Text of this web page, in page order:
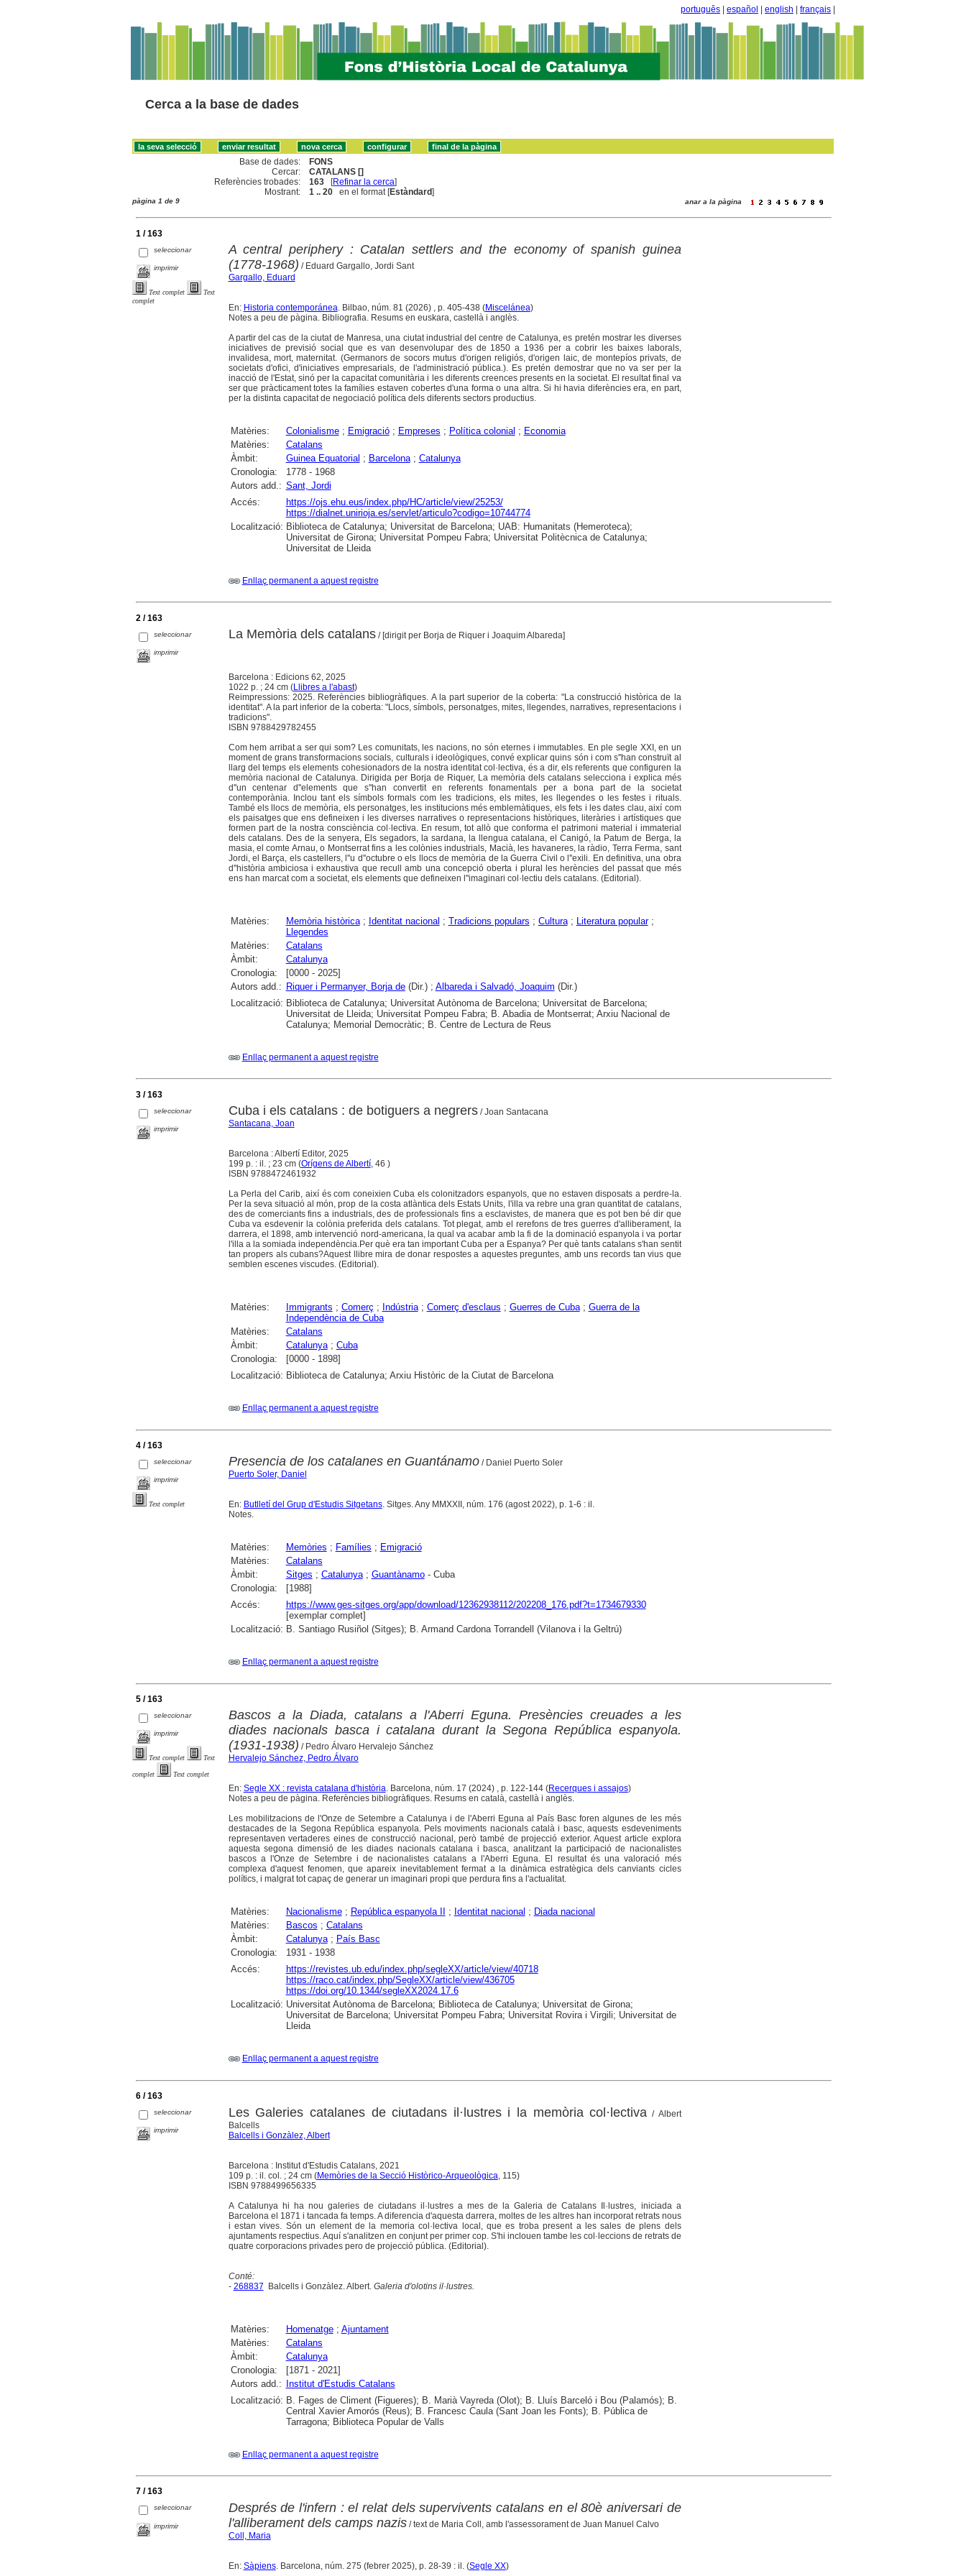
português español english français
Cerca a la base de dades
Base de dades:
FONS
Cercar:
CATALANS []
Referències trobades:
163 [Refinar la cerca]
Mostrant:
1 .. 20 en el format [Estàndard]
pàgina 1 de 9 anar a la pàgina
1 / 163
seleccionar
imprimir
Text complet
Text
complet
A central periphery : Catalan settlers and the economy of spanish guinea
(1778-1968) / Eduard Gargallo, Jordi Sant
Gargallo, Eduard
En: Historia contemporánea. Bilbao, núm. 81 (2026) , p. 405-438 (Miscelánea)
Notes a peu de pàgina. Bibliografia. Resums en euskara, castellà i anglès.
A partir del cas de la ciutat de Manresa, una ciutat industrial del centre de Catalunya, es pretén mostrar les diverses
iniciatives de previsió social que es van desenvolupar des de 1850 a 1936 per a cobrir les baixes laborals,
invalidesa, mort, maternitat. (Germanors de socors mutus d'origen religiós, d'origen laic, de montepíos privats, de
societats d'ofici, d'iniciatives empresarials, de l'administració pública.). Es pretén demostrar que no va ser per la
inacció de l'Estat, sinó per la capacitat comunitària i les diferents creences presents en la societat. El resultat final va
ser que pràcticament totes la famílies estaven cobertes d'una forma o una altra. Si hi havia diferències era, en part,
per la distinta capacitat de negociació política dels diferents sectors productius.
Matèries: Colonialisme; Emigració; Empreses ; Política colonial ; Economia
Matèries:
Catalans
Àmbit:
Guinea Equatorial ; Barcelona; Catalunya
Cronologia:
1778 - 1968
Autors add.: Sant, Jordi
Accés:
https://ojs.ehu.eus/index.php/HC/article/view/25253/
https://dialnet.unirioja.es/servlet/articulo?codigo=10744774
Localització: Biblioteca de Catalunya; Universitat de Barcelona; UAB: Humanitats (Hemeroteca);
Universitat de Girona; Universitat Pompeu Fabra; Universitat Politècnica de Catalunya;
Universitat de Lleida
Enllaç permanent a aquest registre
2 / 163
seleccionar
imprimir
La Memòria dels catalans/ [dirigit per Borja de Riquer i Joaquim Albareda]
Barcelona : Edicions 62, 2025
1022 p. ; 24 cm (Llibres a l'abast)
Reimpressions: 2025. Referències bibliogràfiques. A la part superior de la coberta: "La construcció històrica de la
identitat". A la part inferior de la coberta: "Llocs, símbols, personatges, mites, llegendes, narratives, representacions i
tradicions".
ISBN 9788429782455
Com hem arribat a ser qui som? Les comunitats, les nacions, no són eternes i immutables. En ple segle XXI, en un
moment de grans transformacions socials, culturals i ideològiques, convé explicar quins són i com s''han construït al
llarg del temps els elements cohesionadors de la nostra identitat col·lectiva, és a dir, els referents que configuren la
memòria nacional de Catalunya. Dirigida per Borja de Riquer, La memòria dels catalans selecciona i explica més
d''un centenar d''elements que s''han convertit en referents fonamentals per a bona part de la societat
contemporània. Inclou tant els símbols formals com les tradicions, els mites, les llegendes o les festes i rituals.
També els llocs de memòria, els personatges, les institucions més emblemàtiques, els fets i les dates clau, així com
els paisatges que ens defineixen i les diverses narratives o representacions històriques, literàries i artístiques que
formen part de la nostra consciència col·lectiva. En resum, tot allò que conforma el patrimoni material i immaterial
dels catalans. Des de la senyera, Els segadors, la sardana, la llengua catalana, el Canigó, la Patum de Berga, la
masia, el comte Arnau, o Montserrat fins a les colònies industrials, Macià, les havaneres, la ràdio, Terra Ferma, sant
Jordi, el Barça, els castellers, l''u d''octubre o els llocs de memòria de la Guerra Civil o l''exili. En definitiva, una obra
d''història ambiciosa i exhaustiva que recull amb una concepció oberta i plural les herències del passat que més
ens han marcat com a societat, els elements que defineixen l''imaginari col·lectiu dels catalans. (Editorial).
Matèries: Memòria històrica; Identitat nacional ; Tradicions populars ; Cultura; Literatura popular;
Llegendes
Matèries:
Catalans
Àmbit:
Catalunya
Cronologia:
[0000 - 2025]
Autors add.: Riquer i Permanyer, Borja de(Dir.) ; Albareda i Salvadó, Joaquim (Dir.)
Localització: Biblioteca de Catalunya; Universitat Autònoma de Barcelona; Universitat de Barcelona;
Universitat de Lleida; Universitat Pompeu Fabra; B. Abadia de Montserrat; Arxiu Nacional de
Catalunya; Memorial Democràtic; B. Centre de Lectura de Reus
Enllaç permanent a aquest registre
3 / 163
seleccionar
imprimir
Cuba i els catalans : de botiguers a negrers/ Joan Santacana
Santacana, Joan
Barcelona : Albertí Editor, 2025
199 p. : il. ; 23 cm (Orígens de Albertí, 46 )
ISBN 9788472461932
La Perla del Carib, així és com coneixien Cuba els colonitzadors espanyols, que no estaven disposats a perdre-la.
Per la seva situació al món, prop de la costa atlàntica dels Estats Units, l'illa va rebre una gran quantitat de catalans,
des de comerciants fins a industrials, des de professionals fins a esclavistes, de manera que es pot ben bé dir que
Cuba va esdevenir la colònia preferida dels catalans. Tot plegat, amb el rerefons de tres guerres d'alliberament, la
darrera, el 1898, amb intervenció nord-americana, la qual va acabar amb la fi de la dominació espanyola i va portar
l'illa a la somiada independència.Per què era tan important Cuba per a Espanya? Per què tants catalans s'han sentit
tan propers als cubans?Aquest llibre mira de donar respostes a aquestes preguntes, amb uns records tan vius que
semblen escenes viscudes. (Editorial).
Matèries: Immigrants ; Comerç ; Indústria; Comerç d'esclaus ; Guerres de Cuba; Guerra de la
Independència de Cuba
Matèries:
Catalans
Àmbit:
Catalunya; Cuba
Cronologia:
[0000 - 1898]
Localització: Biblioteca de Catalunya; Arxiu Històric de la Ciutat de Barcelona
Enllaç permanent a aquest registre
4 / 163
seleccionar
imprimir
Text complet
Presencia de los catalanes en Guantánamo/ Daniel Puerto Soler
Puerto Soler, Daniel
En: Butlletí del Grup d'Estudis Sitgetans. Sitges. Any MMXXII, núm. 176 (agost 2022), p. 1-6 : il.
Notes.
Matèries: Memòries ; Famílies ; Emigració
Matèries:
Catalans
Àmbit:
Sitges ; Catalunya; Guantànamo- Cuba
Cronologia:
[1988]
Accés:
https://www.ges-sitges.org/app/download/12362938112/202208_176.pdf?t=1734679330
[exemplar complet]
Localització: B. Santiago Rusiñol (Sitges); B. Armand Cardona Torrandell (Vilanova i la Geltrú)
Enllaç permanent a aquest registre
5 / 163
seleccionar
imprimir
Text complet Text
complet Text complet
Bascos a la Diada, catalans a l'Aberri Eguna. Presències creuades a les
diades nacionals basca i catalana durant la Segona República espanyola.
(1931-1938) / Pedro Álvaro Hervalejo Sánchez
Hervalejo Sánchez, Pedro Álvaro
En: Segle XX : revista catalana d'història. Barcelona, núm. 17 (2024) , p. 122-144 (Recerques i assajos)
Notes a peu de pàgina. Referències bibliogràfiques. Resums en català, castellà i anglès.
Les mobilitzacions de l'Onze de Setembre a Catalunya i de l'Aberri Eguna al País Basc foren algunes de les més
destacades de la Segona República espanyola. Pels moviments nacionals català i basc, aquests esdeveniments
representaven vertaderes eines de construcció nacional, però també de projecció exterior. Aquest article explora
aquesta segona dimensió de les diades nacionals catalana i basca, analitzant la participació de nacionalistes
bascos a l'Onze de Setembre i de nacionalistes catalans a l'Aberri Eguna. El resultat és una valoració més
complexa d'aquest fenomen, que apareix inevitablement fermat a la dinàmica estratègica dels canviants cicles
polítics, i malgrat tot capaç de generar un imaginari propi que perdura fins a l'actualitat.
Matèries: Nacionalisme; República espanyola II ; Identitat nacional ; Diada nacional
Matèries:
Bascos ; Catalans
Àmbit:
Catalunya; País Basc
Cronologia:
1931 - 1938
Accés:
https://revistes.ub.edu/index.php/segleXX/article/view/40718
https://raco.cat/index.php/SegleXX/article/view/436705
https://doi.org/10.1344/segleXX2024.17.6
Localització: Universitat Autònoma de Barcelona; Biblioteca de Catalunya; Universitat de Girona;
Universitat de Barcelona; Universitat Pompeu Fabra; Universitat Rovira i Virgili; Universitat de
Lleida
Enllaç permanent a aquest registre
6 / 163
seleccionar
imprimir
Les Galeries catalanes de ciutadans il·lustres i la memòria col·lectiva / Albert
Balcells
Balcells i Gonzàlez, Albert
Barcelona : Institut d'Estudis Catalans, 2021
109 p. : il. col. ; 24 cm (Memòries de la Secció Històrico-Arqueològica , 115)
ISBN 9788499656335
A Catalunya hi ha nou galeries de ciutadans il·lustres a mes de la Galeria de Catalans Il·lustres, iniciada a
Barcelona el 1871 i tancada fa temps. A diferencia d'aquesta darrera, moltes de les altres han incorporat retrats nous
i estan vives. Són un element de la memoria col·lectiva local, que es troba present a les sales de plens dels
ajuntaments respectius. Aquí s'analitzen en conjunt per primer cop. S'hi inclouen tambe les col·leccions de retrats de
quatre corporacions privades pero de projecció pública. (Editorial).
Conté:
- 268837 Balcells i Gonzàlez. Albert. Galeria d'olotins il·lustres.
Matèries: Homenatge; Ajuntament
Matèries:
Catalans
Àmbit:
Catalunya
Cronologia:
[1871 - 2021]
Autors add.: Institut d'Estudis Catalans
Localització: B. Fages de Climent (Figueres); B. Marià Vayreda (Olot); B. Lluís Barceló i Bou (Palamós); B.
Central Xavier Amorós (Reus); B. Francesc Caula (Sant Joan les Fonts); B. Pública de
Tarragona; Biblioteca Popular de Valls
Enllaç permanent a aquest registre
7 / 163
seleccionar
imprimir
Després de l'infern : el relat dels supervivents catalans en el 80è aniversari de
l'alliberament dels camps nazis/ text de Maria Coll, amb l'assessorament de Juan Manuel Calvo
Coll, Maria
En: Sàpiens. Barcelona, núm. 275 (febrer 2025), p. 28-39 : il. (Segle XX)